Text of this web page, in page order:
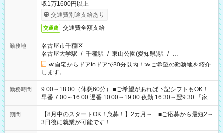
収1万1600円以上
交通費別途支給あり
交通費 交通費全額支給
勤務地
名古屋市千種区
名古屋大学駅 / 千種駅 / 東山公園(愛知県)駅 / …
≪自宅からドアtoドアで30分以内！≫ご希望の勤務地を紹介
します。
勤務時間
9:00～18:00（休憩60分） ■ご希望があれば下記シフトもOK！
早番 7:00～16:00 遅番 10:00～19:00 夜勤 16:30～翌9:30 「家族
と休みを合わせたい」 「余裕を持って夕飯の準備がしたい」
「できれば残業はしたくない」 など、ご希望を教えてください
ね。 ※Wワーク希望の方へ 今ご覧のお仕事で希望する勤務時間
と、もう1つのお仕事の勤務時間。 合計で週40時間を超える場
期間
【8月中のスタートOK！急募！】2カ月～ ■ご応募から最短2～
3日後に就業が可能です！